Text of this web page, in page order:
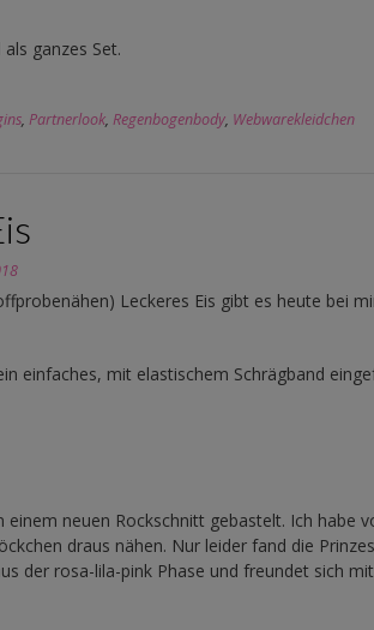
ganzes Set.
, Partnerlook, Regenbogenbody, Webwarekleidchen
Leckeres Eis gibt es heute bei
einfaches, mit elastischem Schrägband
einem neuen Rockschnitt gebastelt. Ich habe
draus nähen. Nur leider fand die
der rosa-lila-pink Phase und freundet sich